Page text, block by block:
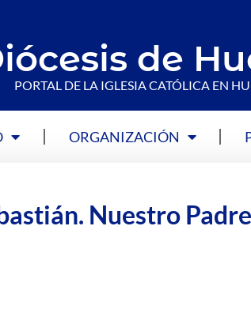
de
PORTAL DE LA IGLESIA CATÓLICA EN
ORGANIZACIÓN
Nuestro